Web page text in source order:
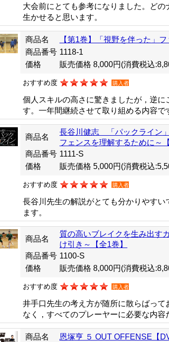
大会前にとても参考になりました。ど
生かせると思います。
商品名
【第1巻】「視野を伴った」
商品番号 1118-1
価格
販売価格 8,000円 (消費税込
おすすめ度 購入者
個人スキルの高さに驚きましたが，逆
す。一年間継続させて取り組める内容で
商品名
長谷川健志 「パックライン
フェンスを理解するために～
商品番号 1111-S
価格
販売価格 5,000円 (消費税込
おすすめ度 購入者
長谷川先生の解説がとても分かりやす
ます。
商品名
質の高いブレイクを生み出す
け引き～【全1巻】
商品番号 1100-S
価格
販売価格 8,000円 (消費税込
おすすめ度 購入者
井手口先生の考え方が随所に散らばっ
なく，すべてのプレーヤーに必要な内容
商品名
恩塚亨 ５ OUT OFFENSE【